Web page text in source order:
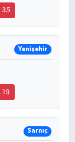
35
Yenişehir
19
Sarnıç